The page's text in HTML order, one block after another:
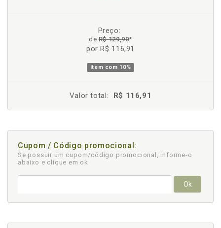
Preço:
deR$ 129,90*
por R$ 116,91
item com 10%
Valor total: R$ 116,91
Cupom / Código promocional:
Se possuir um cupom/código promocional, informe-o
abaixo e clique em ok
Ok